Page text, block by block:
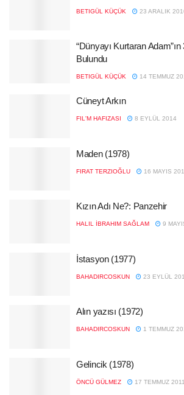
BETIGÜL KÜÇÜK 23 ARALIK
“Dünyayı Kurtaran
Bulundu
BETIGÜL KÜÇÜK 14 TEMMUZ
Cüneyt Arkın
FIL'M HAFIZASI 8 EYLÜL 2014
Maden (1978)
FIRAT TERZIOĞLU 16 MAYIS
Kızın Adı Ne?: Panzehir
HALIL İBRAHIM SAĞLAM 9
İstasyon (1977)
BAHADIRCOSKUN 23 EYLÜL
Alın yazısı (1972)
BAHADIRCOSKUN 1 TEMMUZ
Gelincik (1978)
ÖNCÜ GÜLMEZ 17 TEMMUZ 2011